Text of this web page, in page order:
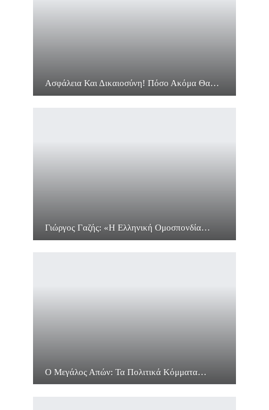
Ασφάλεια Και Δικαιοσύνη! Πόσο Ακόμα Θα…
Γιώργος Γαζής: «Η Ελληνική Ομοσπονδία…
Ο Μεγάλος Απών: Τα Πολιτικά Κόμματα…